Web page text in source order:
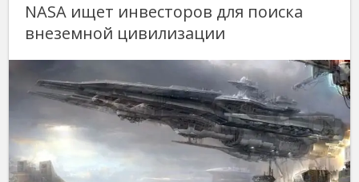
NASA ищет инвесторов для поиска
внеземной цивилизации